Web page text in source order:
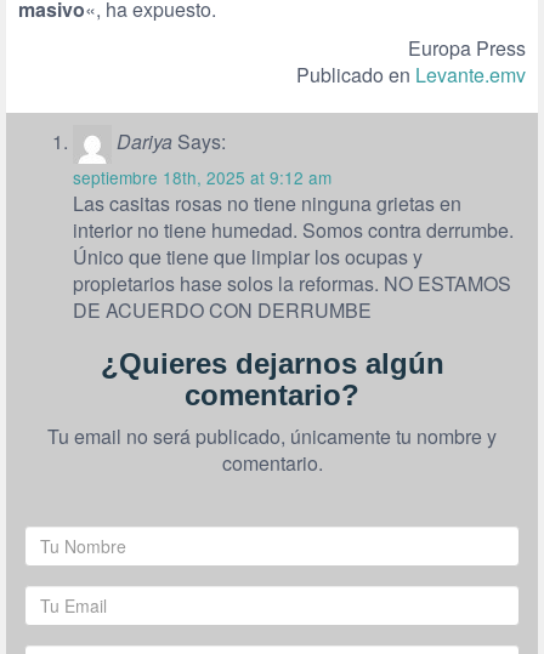
masivo«, ha expuesto.
Europa Press
Publicado en Levante.emv
Dariya Says:
septiembre 18th, 2025 at 9:12 am
Las casitas rosas no tiene ninguna grietas en
interior no tiene humedad. Somos contra derrumbe.
Único que tiene que limpiar los ocupas y
propietarios hase solos la reformas. NO ESTAMOS
DE ACUERDO CON DERRUMBE
¿Quieres dejarnos algún
comentario?
Tu email no será publicado, únicamente tu nombre y
comentario.